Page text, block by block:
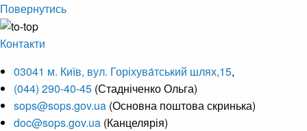
Повернутись
Контакти
03041 м. Київ, вул. Горіхува́тський шлях,15,
(044) 290-40-45 (Стадніченко Ольга)
sops@sops.gov.ua (Основна поштова скринька)
doc@sops.gov.ua (Канцелярія)